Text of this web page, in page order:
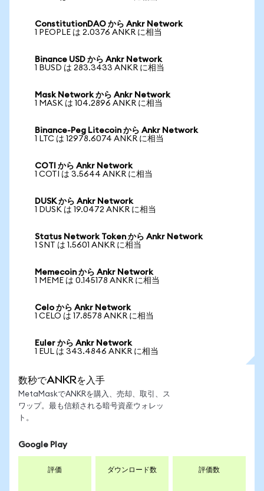
ConstitutionDAO から Ankr Network
1 PEOPLE は 2.0376 ANKR に相当
Binance USD から Ankr Network
1 BUSD は 283.3433 ANKR に相当
Mask Network から Ankr Network
1 MASK は 104.2896 ANKR に相当
Binance-Peg Litecoin から Ankr Network
1 LTC は 12978.6074 ANKR に相当
COTI から Ankr Network
1 COTI は 3.5644 ANKR に相当
DUSK から Ankr Network
1 DUSK は 19.0472 ANKR に相当
Status Network Token から Ankr Network
1 SNT は 1.5601 ANKR に相当
Memecoin から Ankr Network
1 MEME は 0.145178 ANKR に相当
Celo から Ankr Network
1 CELO は 17.8578 ANKR に相当
Euler から Ankr Network
1 EUL は 343.4846 ANKR に相当
数秒でANKRを入手
MetaMaskでANKRを購入、売却、取引、ス
ワップ。最も信頼される暗号資産ウォレッ
ト。
Google Play
評価 ダウンロード数 評価数